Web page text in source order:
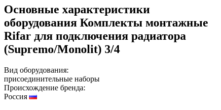
Основные характеристики
оборудования Комплекты монтажные
Rifar для подключения радиатора
(Supremo/Monolit) 3/4
Вид оборудования:
присоединительные наборы
Происхождение бренда:
Россия